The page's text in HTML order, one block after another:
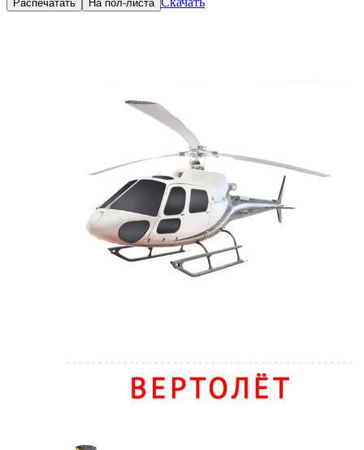
Распечатать На пол-листа